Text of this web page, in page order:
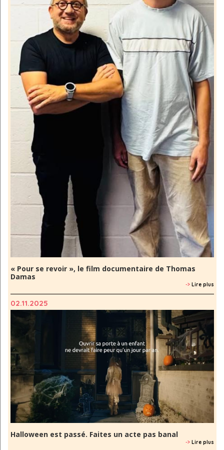
« Pour se revoir », le film documentaire de Thomas
Damas
-> Lire plus
02.11.2025
Halloween est passé. Faites un acte pas banal
-> Lire plus